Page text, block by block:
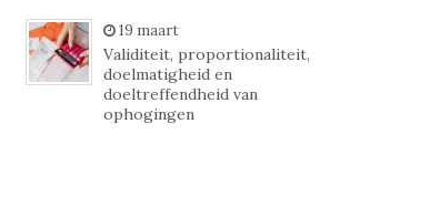
19 maart
Validiteit, proportionaliteit,
doelmatigheid en
doeltreffendheid van
ophogingen